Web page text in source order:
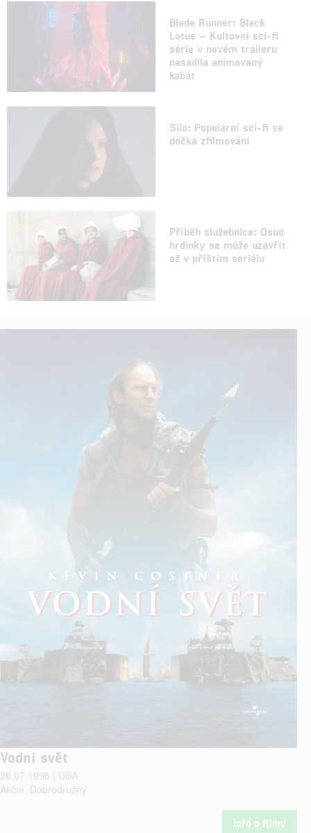
Blade Runner: Black
Lotus – Kultovní sci-fi
série v novém traileru
nasadila animovaný
kabát
Silo: Populární sci-fi se
dočká zfilmování
Příběh služebnice: Osud
hrdinky se může uzavřít
až v příštím seriálu
Vodní svět
28.07.1995 | USA
Akční, Dobrodružný
Info o filmu